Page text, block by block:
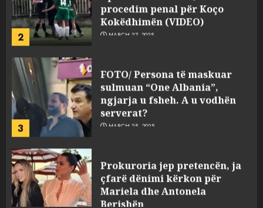
2 MARCH 27, 2025
ngjarja u fsheh. A u vodhën
serverat?
MARCH 25, 2025
4
Mariela dhe Antonela
Berishën
MARCH 25, 2025